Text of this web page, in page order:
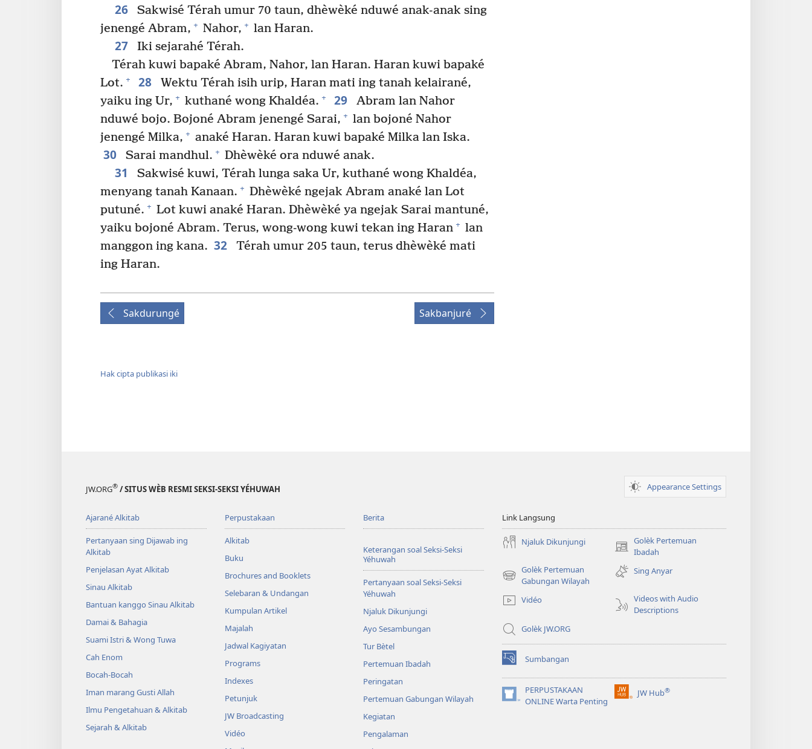
26
Sakwisé Térah umur 70 taun, dhèwèké nduwé anak-anak sing
jenengé Abram, + Nahor, + lan Haran.
27
Iki sejarahé Térah.
Térah kuwi bapaké Abram, Nahor, lan Haran. Haran kuwi bapaké
Lot. + 28
Wektu Térah isih urip, Haran mati ing tanah kelairané,
yaiku ing Ur, + kuthané wong Khaldéa. + 29
Abram lan Nahor
nduwé bojo. Bojoné Abram jenengé Sarai, + lan bojoné Nahor
jenengé Milka, + anaké Haran. Haran kuwi bapaké Milka lan Iska.
30 Sarai mandhul. + Dhèwèké ora nduwé anak.
31
Sakwisé kuwi, Térah lunga saka Ur, kuthané wong Khaldéa,
menyang tanah Kanaan. + Dhèwèké ngejak Abram anaké lan Lot
putuné. + Lot kuwi anaké Haran. Dhèwèké ya ngejak Sarai mantuné,
yaiku bojoné Abram. Terus, wong-wong kuwi tekan ing Haran + lan
manggon ing kana. 32
Térah umur 205 taun, terus dhèwèké mati
ing Haran.
Sakdurungé Sakbanjuré
Hak cipta publikasi iki
JW.ORG® / SITUS WÈB RESMI SEKSI-SEKSI YÉHUWAH Appearance Settings
Ajarané Alkitab
Pertanyaan sing Dijawab ing
Alkitab
Penjelasan Ayat Alkitab
Sinau Alkitab
Bantuan kanggo Sinau Alkitab
Damai & Bahagia
Suami Istri & Wong Tuwa
Cah Enom
Bocah-Bocah
Iman marang Gusti Allah
Ilmu Pengetahuan & Alkitab
Sejarah & Alkitab
Perpustakaan
Alkitab
Buku
Brochures and Booklets
Selebaran & Undangan
Kumpulan Artikel
Majalah
Jadwal Kagiyatan
Programs
Indexes
Petunjuk
JW Broadcasting
Vidéo
Berita
Keterangan soal Seksi-Seksi
Yéhuwah
Pertanyaan soal Seksi-Seksi
Yéhuwah
Njaluk Dikunjungi
Ayo Sesambungan
Tur Bètel
Pertemuan Ibadah
Peringatan
Pertemuan Gabungan Wilayah
Kegiatan
Pengalaman
Link Langsung
Njaluk Dikunjungi
Golèk Pertemuan
Ibadah
(opens
new
window)
Golèk Pertemuan
Gabungan Wilayah
(opens
window)
Sing Anyar
Vidéo
Videos with Audio
Descriptions
Golèk JW.ORG
Sumbangan
(opens
new
window)PERPUSTAKAAN
ONLINE Warta Penting
(opens
JW Hub®
(opens